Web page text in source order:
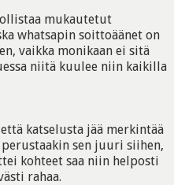
mukautetut
whatsapin soittoäänet on
vaikka monikaan ei sitä
niitä kuulee niin kaikilla
katselusta jää merkintää
sen juuri siihen,
kohteet saa niin helposti
rahaa.